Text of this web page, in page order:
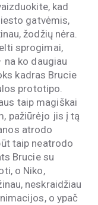
kad
gatvėmis,
žodžių nėra.
sprogimai,
na ko daugiau
kadras Brucie
prototipo.
taip magiškai
pažiūrėjo jis į tą
atrodo
taip neatrodo
Brucie su
o Niko,
neskraidžiau
o ypač